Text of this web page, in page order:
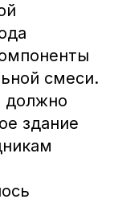
смеси.
должно
здание